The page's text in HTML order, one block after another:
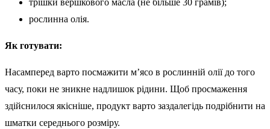
трішки вершкового масла (не більше 30 грамів);
рослинна олія.
Як готувати:
Насамперед варто посмажити м’ясо в рослинній олії до того
часу, поки не зникне надлишок рідини. Щоб просмаження
здійснилося якісніше, продукт варто заздалегідь подрібнити на
шматки середнього розміру.